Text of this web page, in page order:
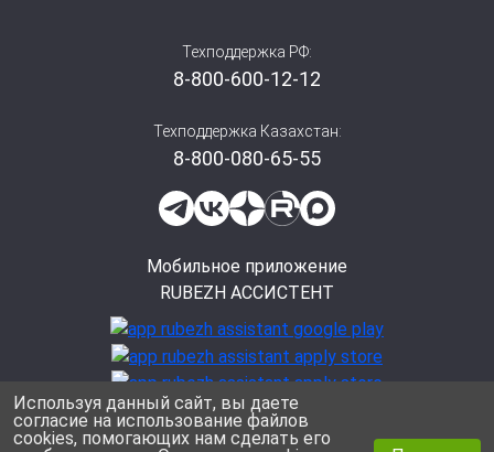
Sonar SHE-50, КВБ17, КВБ17
Техподдержка РФ:
8-800-600-12-12
Техподдержка Казахстан:
8-800-080-65-55
Мобильное приложение
RUBEZH АССИСТЕНТ
Политика конфиденциальности
Используя данный сайт, вы даете
согласие на использование файлов
cookies, помогающих нам сделать его